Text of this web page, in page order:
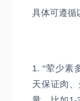
具体可遵循
1. “荤少素
天保证肉